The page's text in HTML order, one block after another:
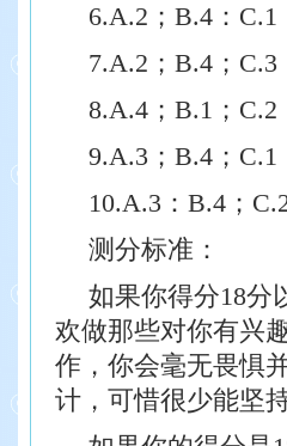
6.A.2；B.4：C.1
7.A.2；B.4；C.3
8.A.4；B.1；C.2
9.A.3；B.4；C.1
10.A.3：B.4；
测分标准：
如果你得分18分
欢做那些对你有兴
作，你会毫无畏惧
计，可惜很少能坚